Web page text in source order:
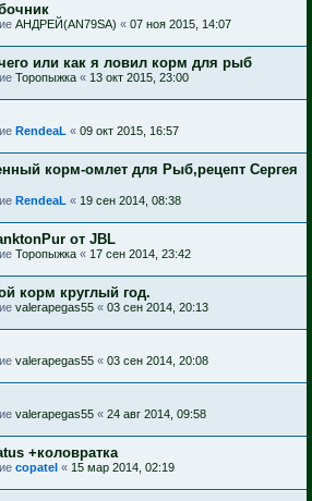
АНДРЕЙ(AN79SA) « 07 ноя 2015, 14:07
или как я ловил корм для рыб
Торопыжка « 13 окт 2015, 23:00
RendeaL « 09 окт 2015, 16:57
корм-омлет для Рыб,рецепт Сергея
RendeaL « 19 сен 2014, 08:38
от JBL
Торопыжка « 17 сен 2014, 23:42
корм круглый год.
valerapegas55 « 03 сен 2014, 20:13
valerapegas55 « 03 сен 2014, 20:08
valerapegas55 « 24 авг 2014, 09:58
+коловратка
copatel « 15 мар 2014, 02:19